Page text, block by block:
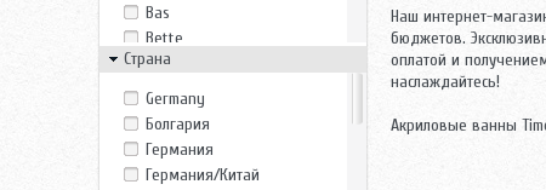
Bas
Bette
BLB
CRW
Duravit
Eago
Estap
Страна
Germany
Болгария
Германия
Германия/Китай
Наш интернет-
бюджетов.
оплатой и
наслаждайтесь!
Акриловые ванны